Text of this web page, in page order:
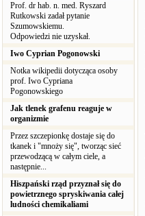
Prof. dr hab. n. med. Ryszard
Rutkowski zadał pytanie
Szumowskiemu.
Odpowiedzi nie uzyskał.
Iwo Cyprian Pogonowski
Notka wikipedii dotycząca osoby
prof. Iwo Cypriana
Pogonowskiego
Jak tlenek grafenu reaguje w
organizmie
Przez szczepionkę dostaje się do
tkanek i "mnoży się", tworząc sieć
przewodzącą w całym ciele, a
następnie...
Hiszpański rząd przyznał się do
powietrznego spryskiwania całej
ludności chemikaliami